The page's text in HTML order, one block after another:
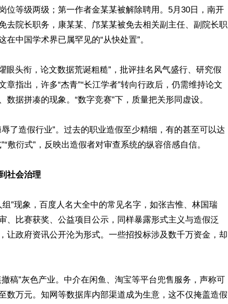
位等级两级；第一作者金某某被解除聘用。5月30日，南开
去院长职务，康某某、邝某某被免去相关副主任、副院长职
中国学术界已属罕见的“从快处置”。
眼头衔，论文数据荒诞粗糙”，批评挂名风气盛行、研究假
章指出，许多“杰青”“长江学者”转向行政后，仍需维持论文
数据拼凑的现象。“数字竞赛”下，质量把关形同虚设。
了造假行业”。过去的职业造假至少精细，有的甚至可以达
敷衍式”，反映出造假者对审查系统的纵容倍感自信。
社会治理
”现象，百度人名大全中的常见名字，如张吉惟、林国瑞
、比赛获奖、公益项目公示，同样暴露形式主义与造假泛
让政府资讯公开沦为形式。一些招投标涉及数千万资金，却
稿”灰色产业。中介在闲鱼、淘宝等平台兜售服务，声称可
数万元。知网等数据库内部渠道成为生意，这不仅掩盖造假